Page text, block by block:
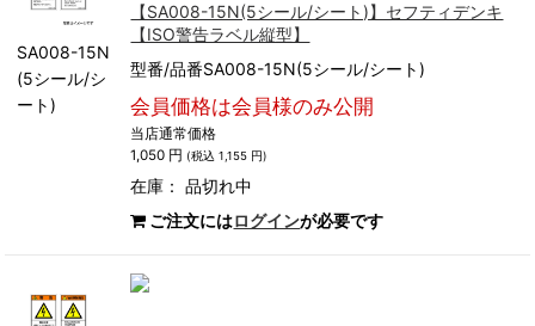
SA008-15N
(5シール/シ
ート)
【SA008-15N(5シール/シート)】セフティデンキ
【ISO警告ラベル縦型】
型番/品番SA008-15N(5シール/シート)
会員価格は会員様のみ公開
当店通常価格
1,050 円 (税込 1,155 円)
在庫：品切れ中
ご注文にはログインが必要です